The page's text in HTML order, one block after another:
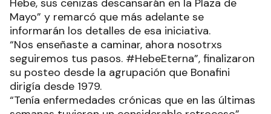
Hebe, sus cenizas descansarán en la Plaza de
Mayo” y remarcó que más adelante se
informarán los detalles de esa iniciativa.
“Nos enseñaste a caminar, ahora nosotrxs
seguiremos tus pasos. #HebeEterna”, finalizaron
su posteo desde la agrupación que Bonafini
dirigía desde 1979.
“Tenía enfermedades crónicas que en las últimas